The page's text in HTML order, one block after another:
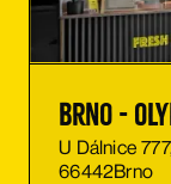
Brno -
U Dálnice
66442Brno